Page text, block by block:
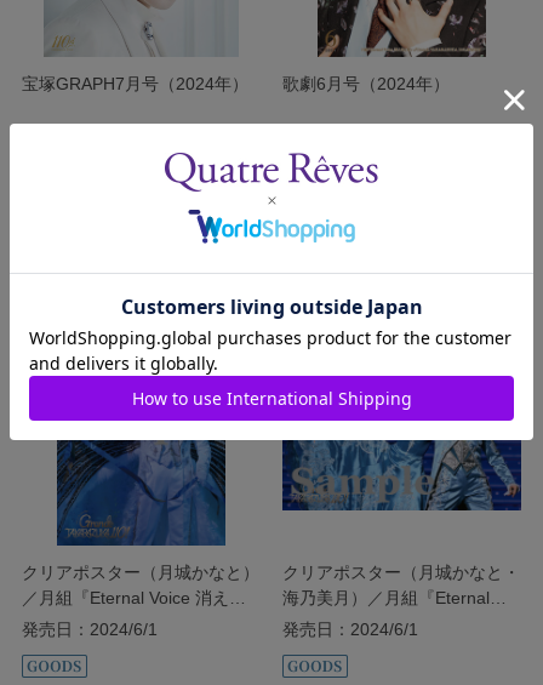
宝塚GRAPH7月号（2024年） 歌劇6月号（2024年）
クリアポスター（月城かなと）
／月組『Eternal Voice 消え残
る想い』『Grande
発売日：2024/6/1
クリアポスター（月城かなと・
海乃美月）／月組『Eternal
Voice 消え残る想い』
110!』
発売日：2024/6/1